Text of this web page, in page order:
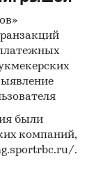
АО
для
для
в 66,4
были
компаний,
.